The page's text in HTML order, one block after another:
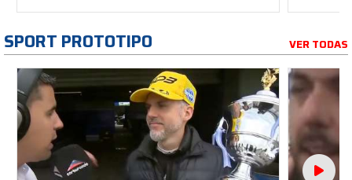
SPORT PROTOTIPO VER TODAS